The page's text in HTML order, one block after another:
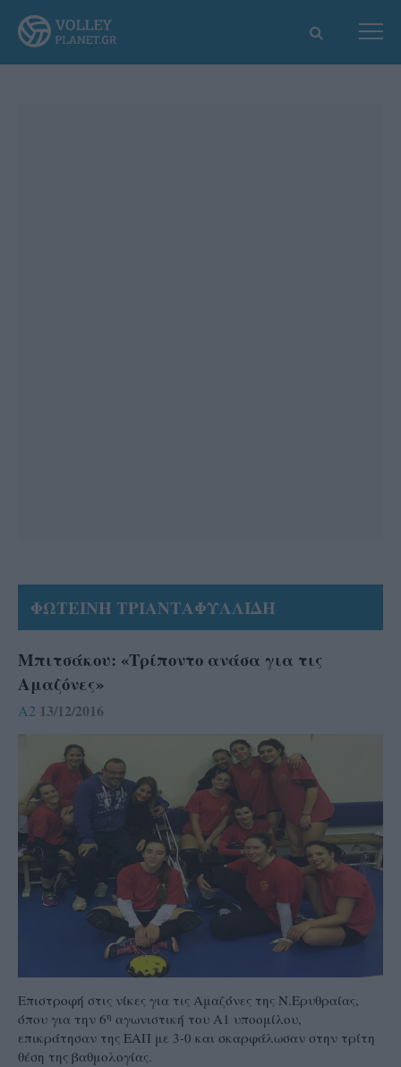
ΦΩΤΕΙΝΗ ΤΡΙΑΝΤΑΦΥΛΛΙΔΗ
Μπιτσάκου: «Τρίποντο ανάσα για τις
Αμαζόνες»
A2 13/12/2016
Επιστροφή στις νίκες για τις Αμαζόνες της Ν.Ερυθραίας,
όπου για την 6η αγωνιστική του Α1 υποομίλου,
επικράτησαν της ΕΑΠ με 3-0 και σκαρφάλωσαν στην τρίτη
θέση της βαθμολογίας.